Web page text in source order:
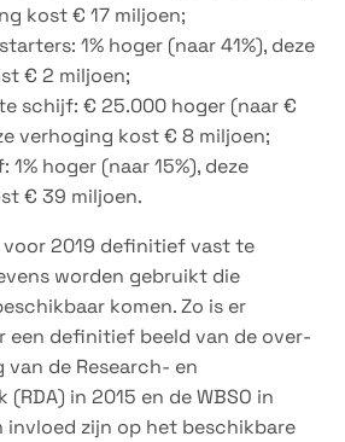
kost € 17 miljoen;
1% hoger (naar 41%), deze
€ 2 miljoen;
schijf: € 25.000 hoger (naar €
verhoging kost € 8 miljoen;
hoger (naar 15%), deze
€ 39 miljoen.
voor 2019 definitief vast te
worden gebruikt die
komen. Zo is er
een definitief beeld van de over-
de Research- en
in 2015 en de WBSO in
invloed zijn op het beschikbare